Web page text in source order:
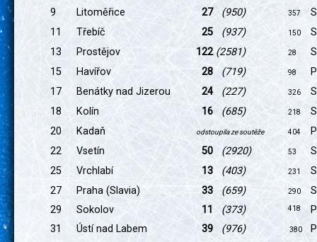
9
Litoměřice 27 (950) 357
11
Třebíč 25 (937) 150
13
Prostějov 122 (2581) 28
15
Havířov 28 (719) 98
17
Benátky nad Jizerou 24 (227) 326
18
Kolín 16 (685) 218
20
Kadaň odstoupila ze soutěže 404
22
Vsetín 50 (2920) 53
25
Vrchlabí 13 (403) 231
27
Praha (Slavia) 33 (659) 290
29
Sokolov 11 (373) 418
31
Ústí nad Labem 39 (976) 380